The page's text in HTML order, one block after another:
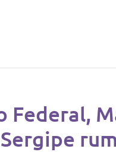
Federal,